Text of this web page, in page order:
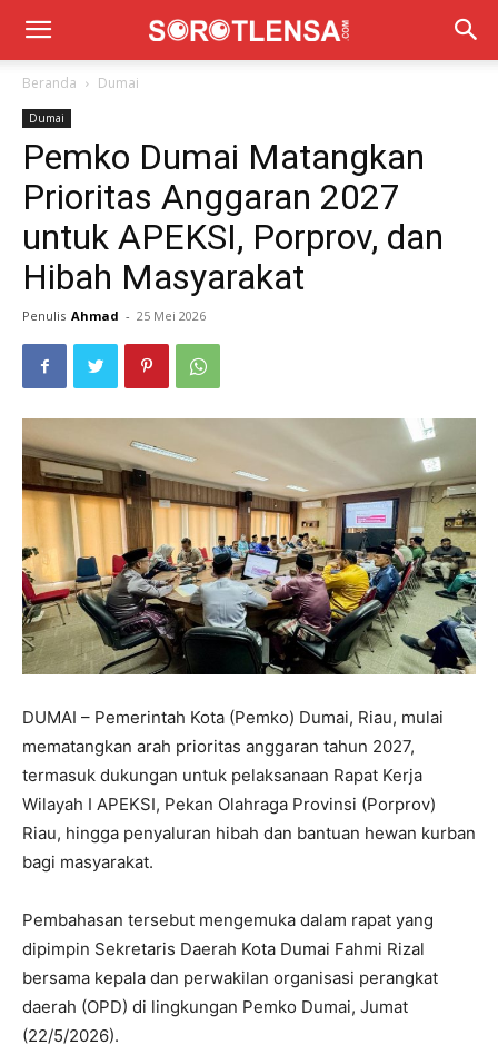
Beranda Dumai
Dumai
Pemko Dumai Matangkan
Prioritas Anggaran 2027
untuk APEKSI, Porprov, dan
Hibah Masyarakat
Penulis Ahmad - 25 Mei 2026
DUMAI – Pemerintah Kota (Pemko) Dumai, Riau, mulai
mematangkan arah prioritas anggaran tahun 2027,
termasuk dukungan untuk pelaksanaan Rapat Kerja
Wilayah I APEKSI, Pekan Olahraga Provinsi (Porprov)
Riau, hingga penyaluran hibah dan bantuan hewan kurban
bagi masyarakat.
Pembahasan tersebut mengemuka dalam rapat yang
dipimpin Sekretaris Daerah Kota Dumai Fahmi Rizal
bersama kepala dan perwakilan organisasi perangkat
daerah (OPD) di lingkungan Pemko Dumai, Jumat
(22/5/2026).